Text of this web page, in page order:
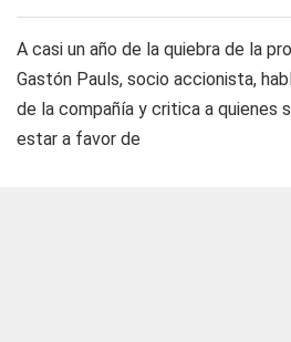
A casi un año de la quiebra de la
Gastón Pauls, socio accionista,
de la compañía y critica a quienes
estar a favor de